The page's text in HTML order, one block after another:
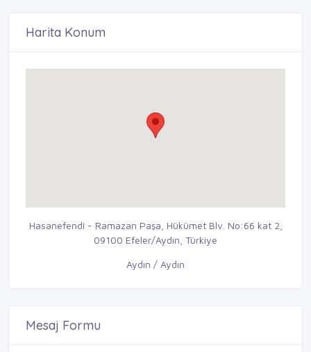
Harita Konum
Hasanefendi - Ramazan Paşa, Hükümet Blv. No:66 kat 2,
09100 Efeler/Aydın, Türkiye
Aydın / Aydın
Mesaj Formu